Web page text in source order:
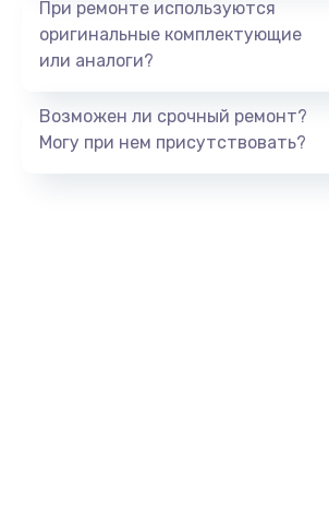
При ремонте используются
оригинальные комплектующие
или аналоги?
Возможен ли срочный ремонт?
Могу при нем присутствовать?